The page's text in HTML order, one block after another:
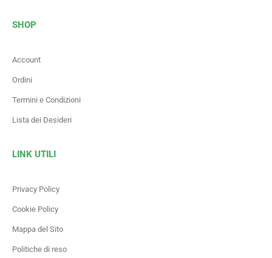
SHOP
Account
Ordini
Termini e Condizioni
Lista dei Desideri
LINK UTILI
Privacy Policy
Cookie Policy
Mappa del Sito
Politiche di reso